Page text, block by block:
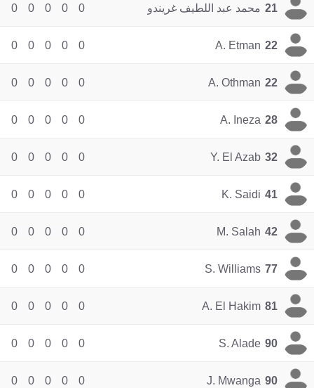
21 محمد عبد اللطيف غريندو 0
0
0
0
0
22
A. Etman
0
0
0
0
0
22
A. Othman
0
0
0
0
0
28
A. Ineza
0
0
0
0
0
32
Y. El Azab
0
0
0
0
0
41
K. Saidi
0
0
0
0
0
42
M. Salah
0
0
0
0
0
77
S. Williams
0
0
0
0
0
81
A. El Hakim
0
0
0
0
0
90
S. Alade
0
0
0
0
0
90
J. Mwanga
0
0
0
0
0